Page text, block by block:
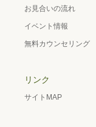
お見合いの流れ
イベント情報
無料カウンセリング
リンク
サイトMAP